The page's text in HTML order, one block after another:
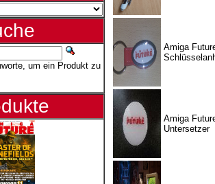
um ein Produkt zu
Amiga
Amiga
Untersetzer